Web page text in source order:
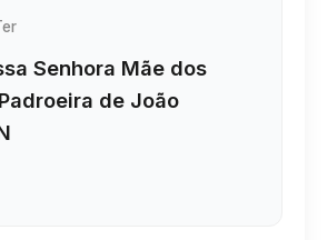
Senhora Mãe dos
de João